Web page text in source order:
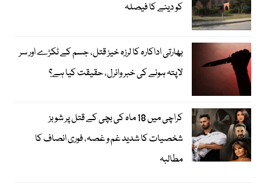
کو دینے کا فیصلہ
بھارتی اداکارہ کا لرزہ خیز قتل، جسم کے ٹکڑے اور سر
لاپتہ ہونے کی خبر وائرل، حقیقت کیا ہے؟
کراچی میں 18 ماہ کی بچی کے قتل پر شوبز
شخصیات کا شدید غم و غصہ، فوری انصاف کا
مطالبہ